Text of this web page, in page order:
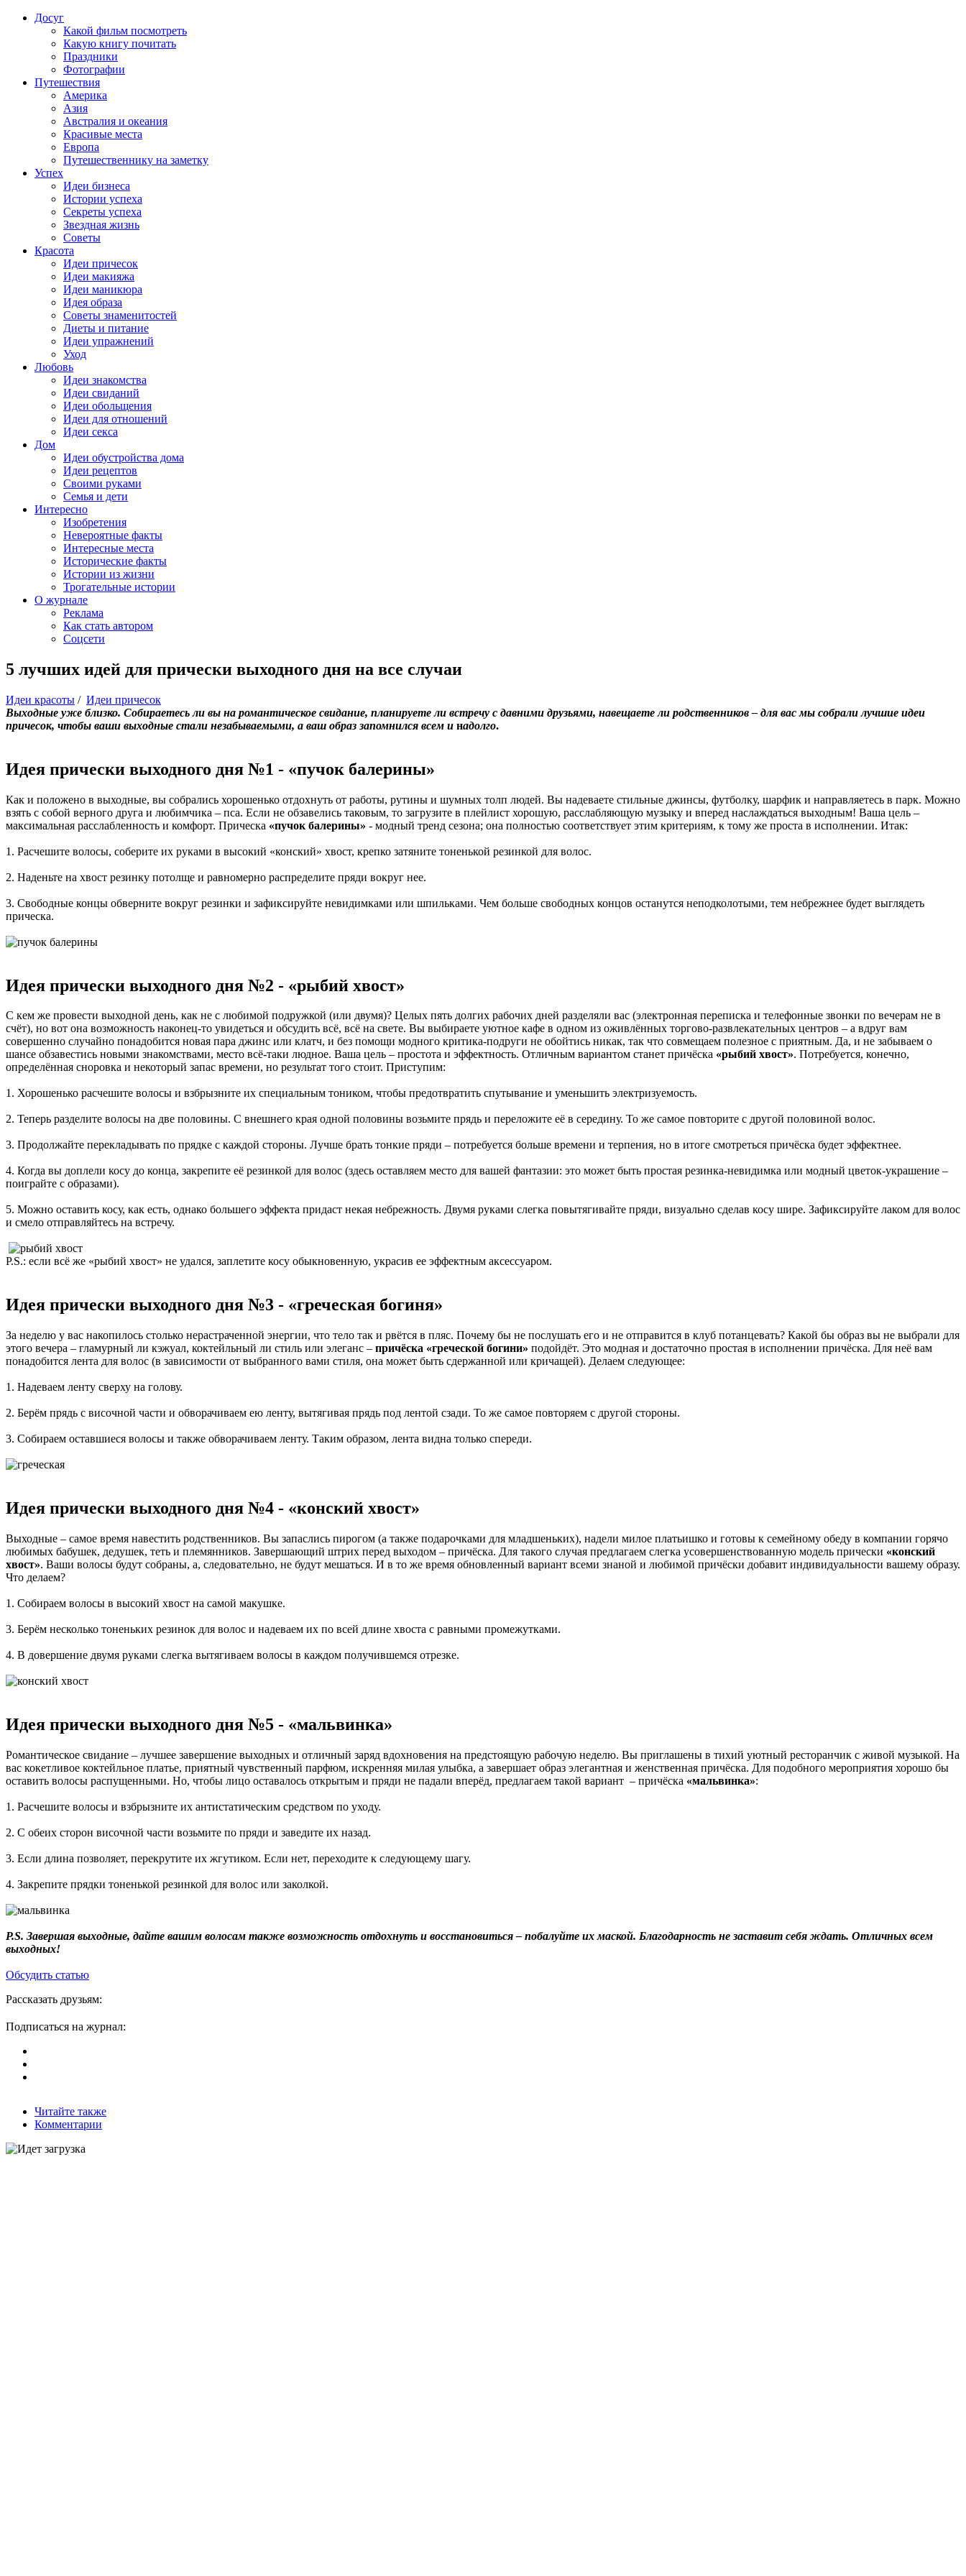
Досуг
Какой фильм посмотреть
Какую книгу почитать
Праздники
Фотографии
Путешествия
Америка
Азия
Австралия и океания
Красивые места
Европа
Путешественнику на заметку
Успех
Идеи бизнеса
Истории успеха
Секреты успеха
Звездная жизнь
Советы
Красота
Идеи причесок
Идеи макияжа
Идеи маникюра
Идея образа
Советы знаменитостей
Диеты и питание
Идеи упражнений
Уход
Любовь
Идеи знакомства
Идеи свиданий
Идеи обольщения
Идеи для отношений
Идеи секса
Дом
Идеи обустройства дома
Идеи рецептов
Своими руками
Семья и дети
Интересно
Изобретения
Невероятные факты
Интересные места
Исторические факты
Истории из жизни
Трогательные истории
О журнале
Реклама
Как стать автором
Соцсети
5 лучших идей для прически выходного дня на все случаи
Идеи красоты / Идеи причесок
Выходные уже близко. Собираетесь ли вы на романтическое свидание, планируете ли встречу с давними друзьями, навещаете ли родственников – для вас мы собрали лучшие идеи
причесок, чтобы ваши выходные стали незабываемыми, а ваш образ запомнился всем и надолго.
Идея прически выходного дня №1 - «пучок балерины»
Как и положено в выходные, вы собрались хорошенько отдохнуть от работы, рутины и шумных толп людей. Вы надеваете стильные джинсы, футболку, шарфик и направляетесь в парк. Можно
взять с собой верного друга и любимчика – пса. Если не обзавелись таковым, то загрузите в плейлист хорошую, расслабляющую музыку и вперед наслаждаться выходным! Ваша цель –
максимальная расслабленность и комфорт. Прическа «пучок балерины» - модный тренд сезона; она полностью соответствует этим критериям, к тому же проста в исполнении. Итак:
1. Расчешите волосы, соберите их руками в высокий «конский» хвост, крепко затяните тоненькой резинкой для волос.
2. Наденьте на хвост резинку потолще и равномерно распределите пряди вокруг нее.
3. Свободные концы обверните вокруг резинки и зафиксируйте невидимками или шпильками. Чем больше свободных концов останутся неподколотыми, тем небрежнее будет выглядеть
прическа.
Идея прически выходного дня №2 - «рыбий хвост»
С кем же провести выходной день, как не с любимой подружкой (или двумя)? Целых пять долгих рабочих дней разделяли вас (электронная переписка и телефонные звонки по вечерам не в
счёт), но вот она возможность наконец-то увидеться и обсудить всё, всё на свете. Вы выбираете уютное кафе в одном из оживлённых торгово-развлекательных центров – а вдруг вам
совершенно случайно понадобится новая пара джинс или клатч, и без помощи модного критика-подруги не обойтись никак, так что совмещаем полезное с приятным. Да, и не забываем о
шансе обзавестись новыми знакомствами, место всё-таки людное. Ваша цель – простота и эффектность. Отличным вариантом станет причёска «рыбий хвост». Потребуется, конечно,
определённая сноровка и некоторый запас времени, но результат того стоит. Приступим:
1. Хорошенько расчешите волосы и взбрызните их специальным тоником, чтобы предотвратить спутывание и уменьшить электризуемость.
2. Теперь разделите волосы на две половины. С внешнего края одной половины возьмите прядь и переложите её в середину. То же самое повторите с другой половиной волос.
3. Продолжайте перекладывать по прядке с каждой стороны. Лучше брать тонкие пряди – потребуется больше времени и терпения, но в итоге смотреться причёска будет эффектнее.
4. Когда вы доплели косу до конца, закрепите её резинкой для волос (здесь оставляем место для вашей фантазии: это может быть простая резинка-невидимка или модный цветок-украшение –
поиграйте с образами).
5. Можно оставить косу, как есть, однако большего эффекта придаст некая небрежность. Двумя руками слегка повытягивайте пряди, визуально сделав косу шире. Зафиксируйте лаком для волос
и смело отправляйтесь на встречу.
P.S.: если всё же «рыбий хвост» не удался, заплетите косу обыкновенную, украсив ее эффектным аксессуаром.
Идея прически выходного дня №3 - «греческая богиня»
За неделю у вас накопилось столько нерастраченной энергии, что тело так и рвётся в пляс. Почему бы не послушать его и не отправится в клуб потанцевать? Какой бы образ вы не выбрали для
этого вечера – гламурный ли кэжуал, коктейльный ли стиль или элеганс – причёска «греческой богини» подойдёт. Это модная и достаточно простая в исполнении причёска. Для неё вам
понадобится лента для волос (в зависимости от выбранного вами стиля, она может быть сдержанной или кричащей). Делаем следующее:
1. Надеваем ленту сверху на голову.
2. Берём прядь с височной части и обворачиваем ею ленту, вытягивая прядь под лентой сзади. То же самое повторяем с другой стороны.
3. Собираем оставшиеся волосы и также обворачиваем ленту. Таким образом, лента видна только спереди.
Идея прически выходного дня №4 - «конский хвост»
Выходные – самое время навестить родственников. Вы запаслись пирогом (а также подарочками для младшеньких), надели милое платьишко и готовы к семейному обеду в компании горячо
любимых бабушек, дедушек, теть и племянников. Завершающий штрих перед выходом – причёска. Для такого случая предлагаем слегка усовершенствованную модель прически «конский
хвост». Ваши волосы будут собраны, а, следовательно, не будут мешаться. И в то же время обновленный вариант всеми знаной и любимой причёски добавит индивидуальности вашему образу.
Что делаем?
1. Собираем волосы в высокий хвост на самой макушке.
3. Берём несколько тоненьких резинок для волос и надеваем их по всей длине хвоста с равными промежутками.
4. В довершение двумя руками слегка вытягиваем волосы в каждом получившемся отрезке.
Идея прически выходного дня №5 - «мальвинка»
Романтическое свидание – лучшее завершение выходных и отличный заряд вдохновения на предстоящую рабочую неделю. Вы приглашены в тихий уютный ресторанчик с живой музыкой. На
вас кокетливое коктейльное платье, приятный чувственный парфюм, искренняя милая улыбка, а завершает образ элегантная и женственная причёска. Для подобного мероприятия хорошо бы
оставить волосы распущенными. Но, чтобы лицо оставалось открытым и пряди не падали вперёд, предлагаем такой вариант – причёска «мальвинка»:
1. Расчешите волосы и взбрызните их антистатическим средством по уходу.
2. С обеих сторон височной части возьмите по пряди и заведите их назад.
3. Если длина позволяет, перекрутите их жгутиком. Если нет, переходите к следующему шагу.
4. Закрепите прядки тоненькой резинкой для волос или заколкой.
P.S. Завершая выходные, дайте вашим волосам также возможность отдохнуть и восстановиться – побалуйте их маской. Благодарность не заставит себя ждать. Отличных всем
выходных!
Обсудить статью
Рассказать друзьям:
Подписаться на журнал:
Читайте также
Комментарии